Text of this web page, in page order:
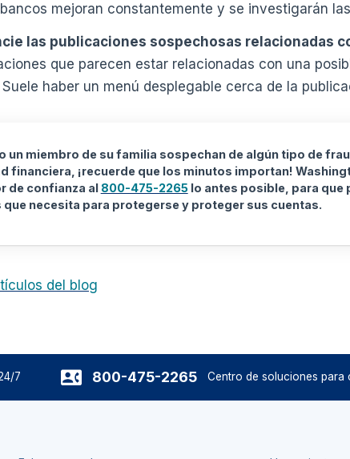
mejoran constantemente y se investigarán
las publicaciones sospechosas relacionadas
que parecen estar relacionadas con una
haber un menú desplegable cerca de la
un miembro de su familia sospechan de algún tipo de
financiera, ¡recuerde que los minutos importan!
de confianza al 800-475-2265lo antes posible, para que
que necesita para protegerse y proteger sus cuentas.
del blog
7 800-475-2265 Centro de soluciones para